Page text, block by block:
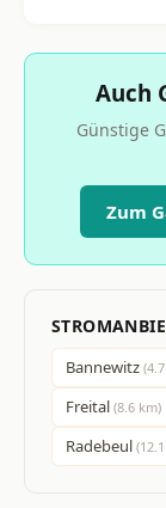
Auch
Günstige
Zum
Bannewitz
Freital (8.6 km)
Radebeul